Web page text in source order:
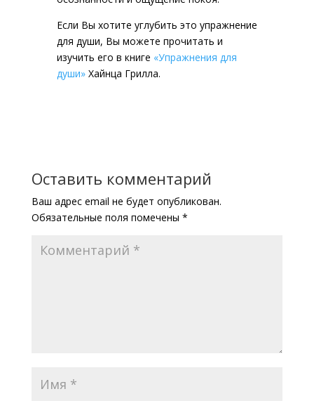
Если Вы хотите углубить это упражнение
для души, Вы можете прочитать и
изучить его в книге «Упражнения для
души»Хайнца Грилла.
Оставить комментарий
Ваш адрес email не будет опубликован.
Обязательные поля помечены *